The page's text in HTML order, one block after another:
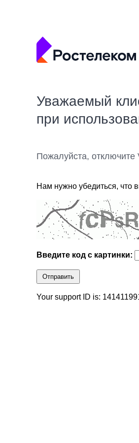
Уважаемый
при
Пожалуйста,
Нам нужно убедиться, что
Введите код с картинки:
Отправить
Your support ID is: